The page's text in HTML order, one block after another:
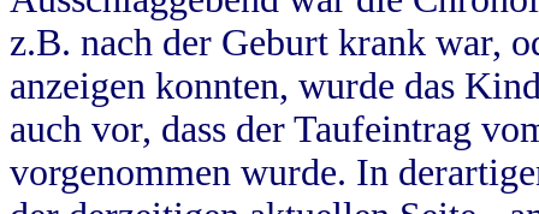
z.B. nach der Geburt krank war,
anzeigen konnten, wurde das
auch vor, dass der Taufeintrag
vorgenommen wurde. In